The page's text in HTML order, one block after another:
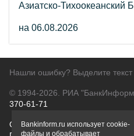
Азиатско-Тихоокеанский
на 06.08.2026
Нашли ошибку? Выделите
© 1994-2026. РИА
370-61-71
О проектеПолитика
Bankinform.ru использует cookie-
файлы и обрабатывает